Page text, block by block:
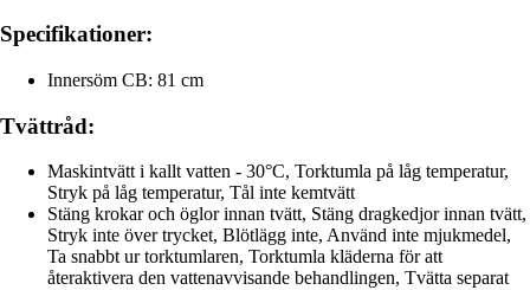
Specifikationer:
Innersöm CB: 81 cm
Tvättråd:
Maskintvätt i kallt vatten - 30°C, Torktumla på låg temperatur,
Stryk på låg temperatur, Tål inte kemtvätt
Stäng krokar och öglor innan tvätt, Stäng dragkedjor innan tvätt,
Stryk inte över trycket, Blötlägg inte, Använd inte mjukmedel,
Ta snabbt ur torktumlaren, Torktumla kläderna för att
återaktivera den vattenavvisande behandlingen, Tvätta separat